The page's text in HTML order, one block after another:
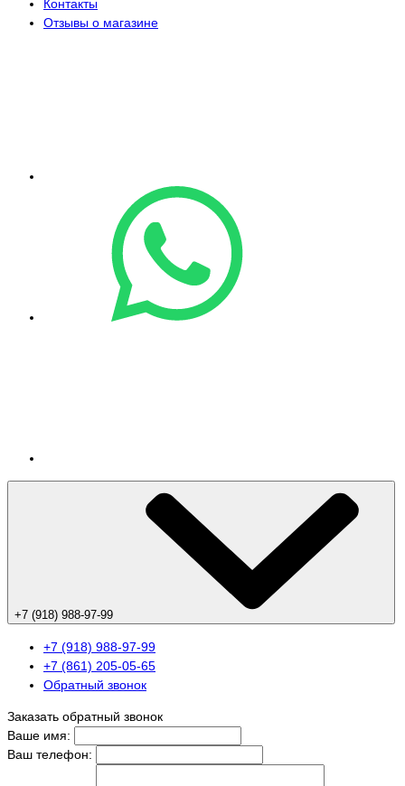
Контакты
Отзывы о магазине
+7 (918) 988-97-99
+7 (918) 988-97-99
+7 (861) 205-05-65
Обратный звонок
Заказать обратный звонок
Ваше имя:
Ваш телефон: